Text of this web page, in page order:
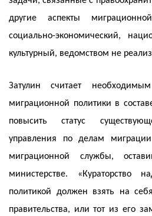
другие аспекты
социально-экономический,
культурный, ведомством не
Затулин считает
миграционной политики в
повысить статус
управления по делам
миграционной службы,
министерстве. «Кураторство
политикой должен взять на
правительства, или тот из его